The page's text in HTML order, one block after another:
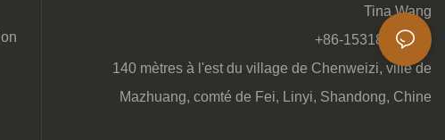
Tina Wang
+86-15318224887
140 mètres à l'est du village de Chenweizi, ville de
Mazhuang, comté de Fei, Linyi, Shandong, Chine